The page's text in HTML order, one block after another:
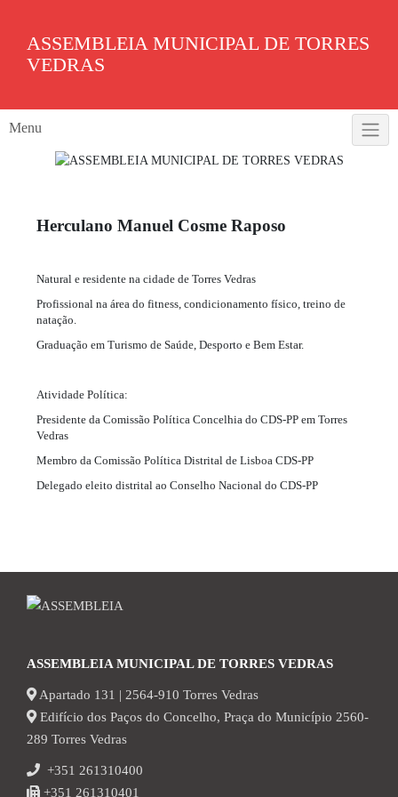
contentASSEMBLEIA MUNICIPAL DE TORRES
VEDRAS
Menu
Herculano Manuel Cosme Raposo
Natural e residente na cidade de Torres Vedras
Profissional na área do fitness, condicionamento físico, treino de
natação.
Graduação em Turismo de Saúde, Desporto e Bem Estar.
Atividade Política:
Presidente da Comissão Política Concelhia do CDS-PP em Torres
Vedras
Membro da Comissão Política Distrital de Lisboa CDS-PP
Delegado eleito distrital ao Conselho Nacional do CDS-PP
ASSEMBLEIA MUNICIPAL DE TORRES VEDRAS
Apartado 131 | 2564-910 Torres Vedras
Edifício dos Paços do Concelho, Praça do Município 2560-
289 Torres Vedras
+351 261310400
+351 261310401